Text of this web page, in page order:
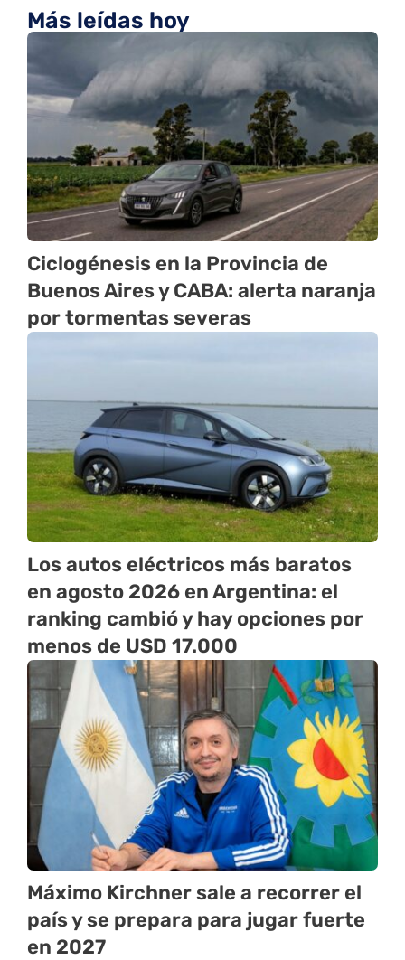
Más leídas hoy
Ciclogénesis en la Provincia de
Buenos Aires y CABA: alerta naranja
por tormentas severas
Los autos eléctricos más baratos
en agosto 2026 en Argentina: el
ranking cambió y hay opciones por
menos de USD 17.000
Máximo Kirchner sale a recorrer el
país y se prepara para jugar fuerte
en 2027